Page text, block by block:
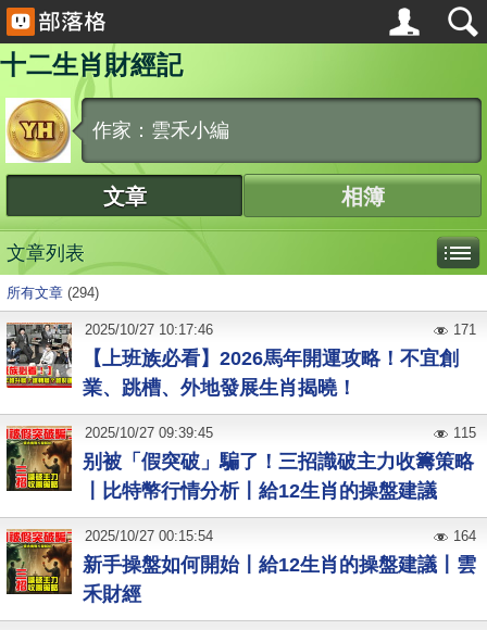
十二生肖財經記
作家：雲禾小編
文章 相簿
文章列表
所有文章 (294)
【上班族必看】2026馬年開運攻略！不宜創
業、跳槽、外地發展生肖揭曉！
2025/10/27 10:17:46 171
别被「假突破」騙了！三招識破主力收籌策略
〡比特幣行情分析〡給12生肖的操盤建議
2025/10/27 09:39:45 115
新手操盤如何開始〡給12生肖的操盤建議〡雲
禾財經
2025/10/27 00:15:54 164